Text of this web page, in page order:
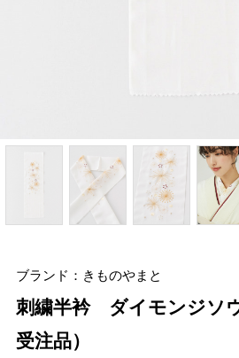
ブランド：きものやまと
刺繍半衿 ダイモンジソ
受注品）